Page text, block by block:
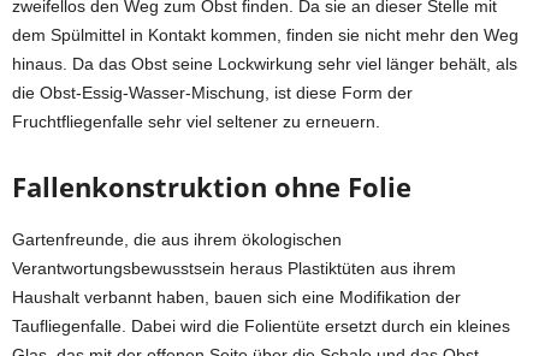
zweifellos den Weg zum Obst finden. Da sie an dieser Stelle mit
dem Spülmittel in Kontakt kommen, finden sie nicht mehr den Weg
hinaus. Da das Obst seine Lockwirkung sehr viel länger behält, als
die Obst-Essig-Wasser-Mischung, ist diese Form der
Fruchtfliegenfalle sehr viel seltener zu erneuern.
Fallenkonstruktion ohne Folie
Gartenfreunde, die aus ihrem ökologischen
Verantwortungsbewusstsein heraus Plastiktüten aus ihrem
Haushalt verbannt haben, bauen sich eine Modifikation der
Taufliegenfalle. Dabei wird die Folientüte ersetzt durch ein kleines